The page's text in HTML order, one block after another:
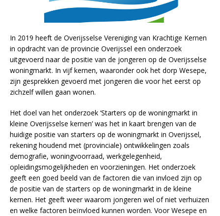
In 2019 heeft de Overijsselse Vereniging van Krachtige Kernen
in opdracht van de provincie Overijssel een onderzoek
uitgevoerd naar de positie van de jongeren op de Overijsselse
woningmarkt. In vijf kernen, waaronder ook het dorp Wesepe,
zijn gesprekken gevoerd met jongeren die voor het eerst op
zichzelf willen gaan wonen.
Het doel van het onderzoek ‘Starters op de woningmarkt in
kleine Overijsselse kernen’ was het in kaart brengen van de
huidige positie van starters op de woningmarkt in Overijssel,
rekening houdend met (provinciale) ontwikkelingen zoals
demografie, woningvoorraad, werkgelegenheid,
opleidingsmogelijkheden en voorzieningen. Het onderzoek
geeft een goed beeld van de factoren die van invloed zijn op
de positie van de starters op de woningmarkt in de kleine
kernen. Het geeft weer waarom jongeren wel of niet verhuizen
en welke factoren beïnvloed kunnen worden. Voor Wesepe en